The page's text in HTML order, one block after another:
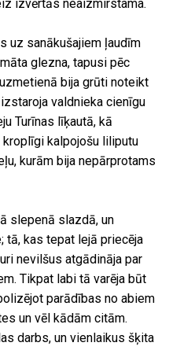
izvērtās neaizmirstama.
uz sanākušajiem ļaudīm
glezna, tapusi pēc
bija grūti noteikt
valdnieka cienīgu
Turīnas līķautā, kā
kalpojošu liliputu
kurām bija nepārprotams
slepenā slazdā, un
tā, kas tepat lejā priecēja
nevilšus atgādināja par
Tikpat labi tā varēja būt
parādības no abiem
un vēl kādām citām.
darbs, un vienlaikus šķita